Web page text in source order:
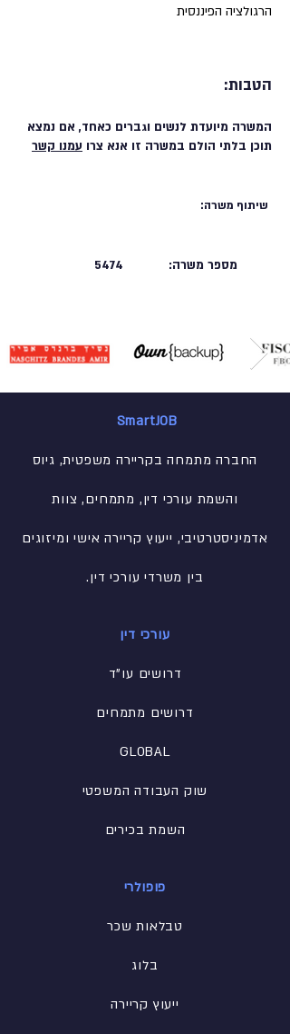
הרגולציה הפיננסית
הטבות:
המשרה מיועדת לנשים וגברים כאחד, אם נמצא
תוכן בלתי הולם במשרה זו אנא צרו עמנו קשר
שיתוף משרה:
5474 מספר משרה:
SmartJOB
החברה מתמחה בקריירה משפטית, גיוס
והשמת עורכי דין, מתמחים, צוות
אדמיניסטרטיבי, ייעוץ קריירה אישי ומיזוגים
בין משרדי עורכי דין.
עורכי דין
דרושים עו"ד
דרושים מתמחים
GLOBAL
שוק העבודה המשפטי
השמת בכירים
פופולרי
טבלאות שכר
בלוג
ייעוץ קריירה